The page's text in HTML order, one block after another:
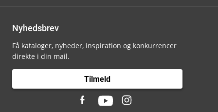
Nyhedsbrev
Få kataloger, nyheder, inspiration og konkurrencer
direkte i din mail.
Tilmeld